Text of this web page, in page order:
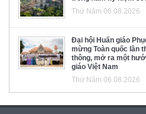
Thứ Năm 06.08.2026
Đại hội Huấn giáo
mừng Toàn quốc lần
thông, mở ra một
giáo Việt Nam
Thứ Năm 06.08.2026